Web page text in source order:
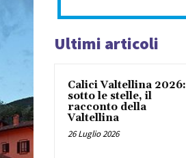
Ultimi articoli
Calici Valtellina 2026:
sotto le stelle, il
racconto della
Valtellina
26 Luglio 2026